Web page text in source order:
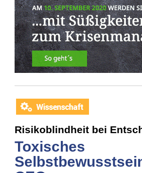
Risikoblindheit bei
Toxisches